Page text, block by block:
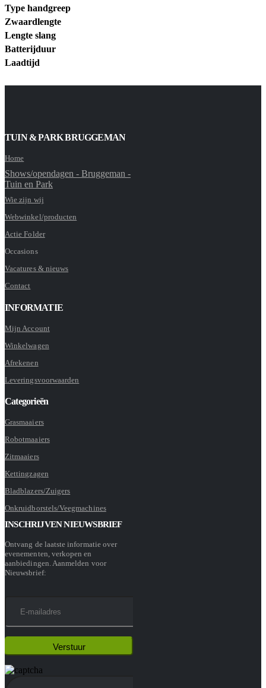
Type handgreep
Zwaardlengte
Lengte slang
Batterijduur
Laadtijd
TUIN & PARK BRUGGEMAN
Home
Shows/opendagen - Bruggeman -
Tuin en Park
Wie zijn wij
Webwinkel/producten
Actie Folder
Occasions
Vacatures & nieuws
Contact
INFORMATIE
Mijn Account
Winkelwagen
Afrekenen
Leveringsvoorwaarden
Categorieën
Grasmaaiers
Robotmaaiers
Zitmaaiers
Kettingzagen
Bladblazers/Zuigers
Onkruidborstels/Veegmachines
INSCHRIJVEN NIEUWSBRIEF
Ontvang de laatste informatie over
evenementen, verkopen en
aanbiedingen. Aanmelden voor
Nieuwsbrief: